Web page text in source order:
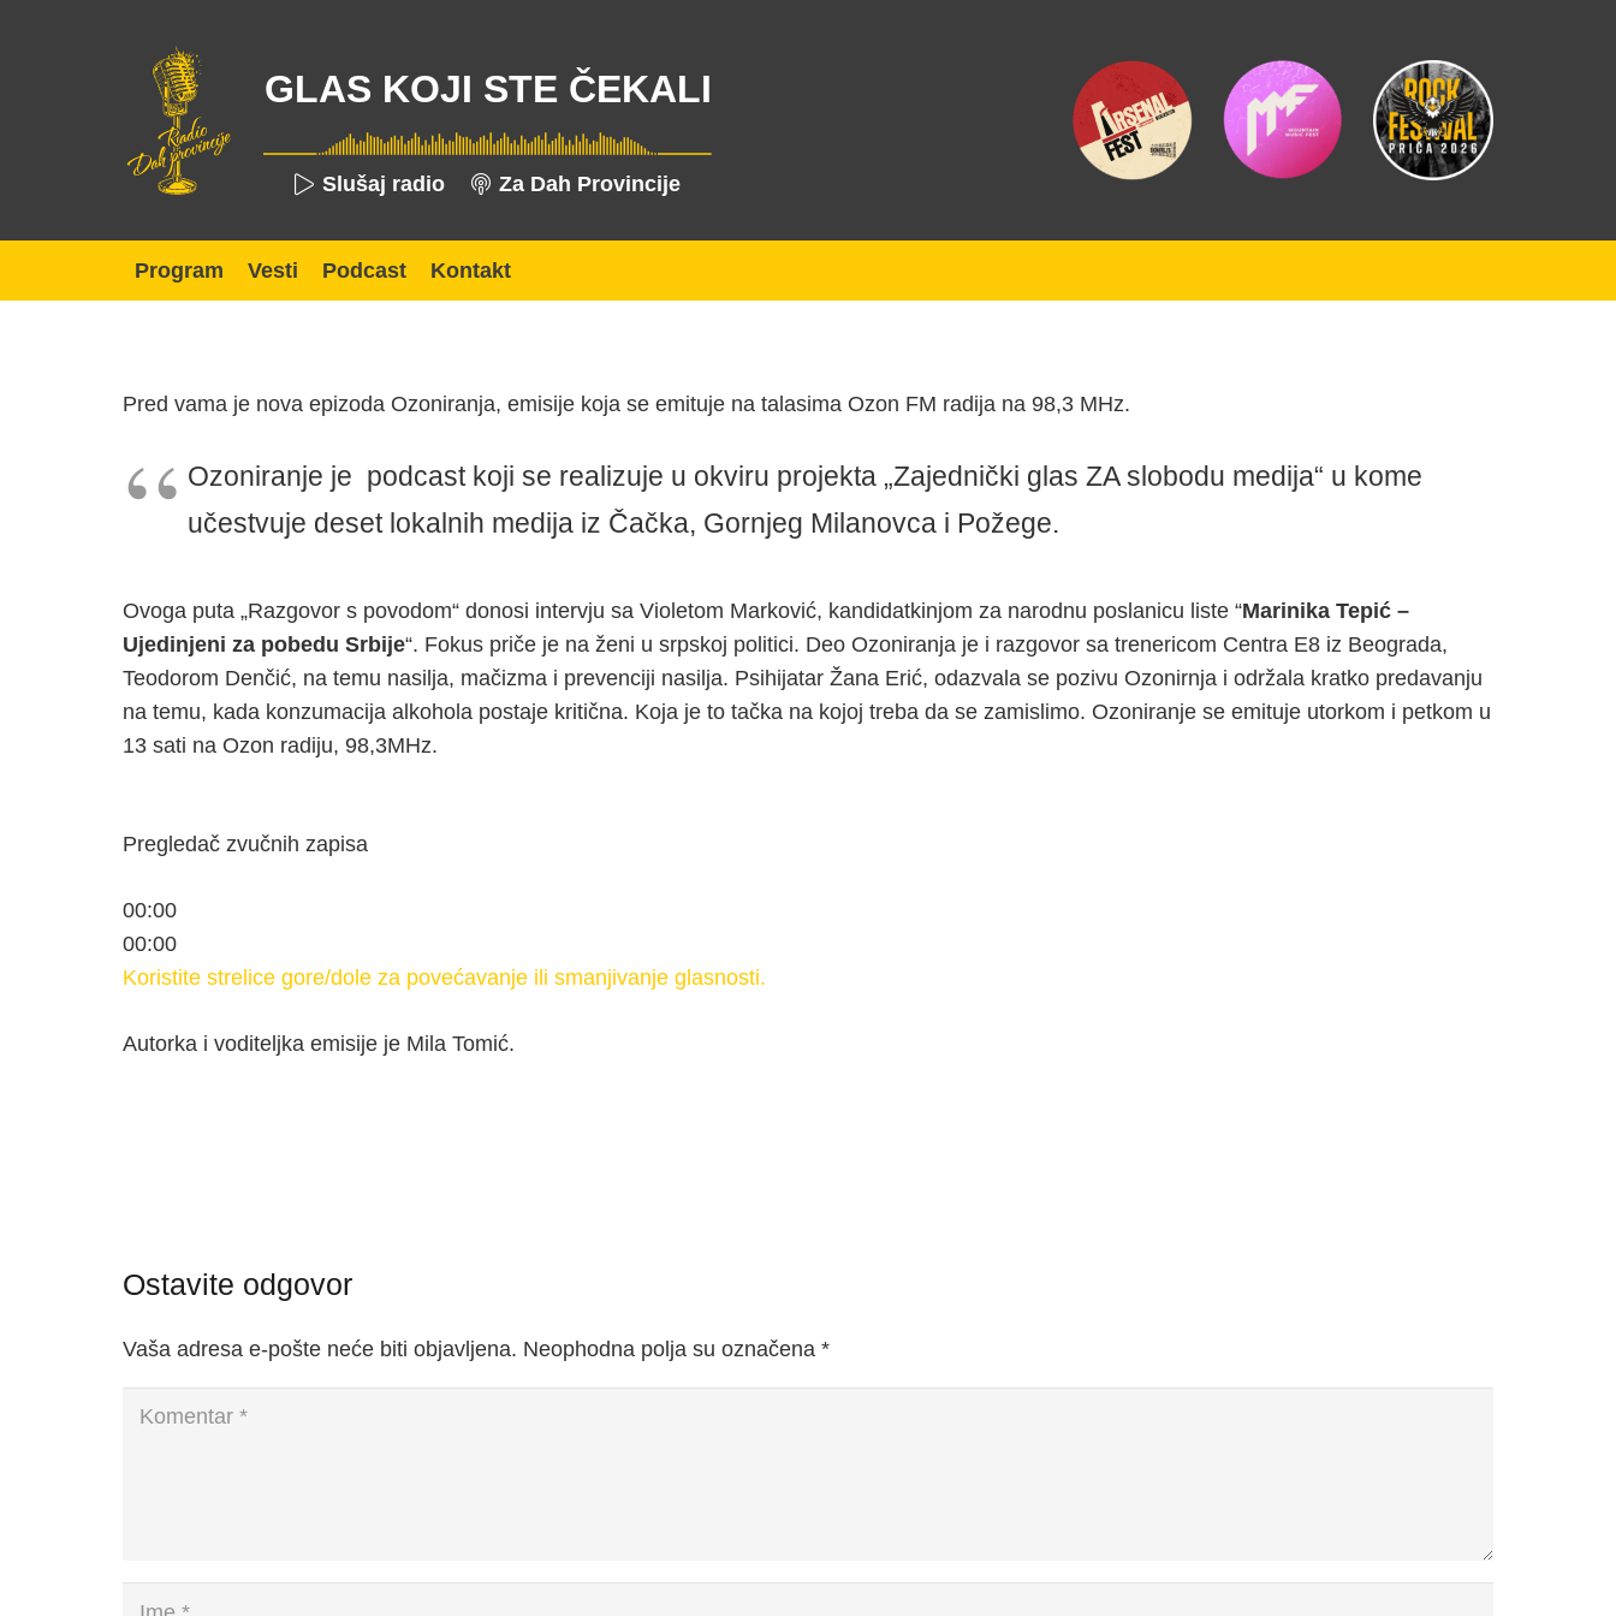
GLAS KOJI STE ČEKALI
Slušaj radio Za Dah Provincije
Program Vesti Podcast Kontakt
Pred vama je nova epizoda Ozoniranja, emisije koja se emituje na talasima Ozon FM radija na 98,3 MHz.
Ozoniranje je podcast koji se realizuje u okviru projekta „Zajednički glas ZA slobodu medija“ u kome
učestvuje deset lokalnih medija iz Čačka, Gornjeg Milanovca i Požege.
Ovoga puta „Razgovor s povodom“ donosi intervju sa Violetom Marković, kandidatkinjom za narodnu poslanicu liste “Marinika Tepić –
Ujedinjeni za pobedu Srbije“. Fokus priče je na ženi u srpskoj politici. Deo Ozoniranja je i razgovor sa trenericom Centra E8 iz Beograda,
Teodorom Denčić, na temu nasilja, mačizma i prevenciji nasilja. Psihijatar Žana Erić, odazvala se pozivu Ozonirnja i održala kratko predavanju
na temu, kada konzumacija alkohola postaje kritična. Koja je to tačka na kojoj treba da se zamislimo. Ozoniranje se emituje utorkom i petkom u
13 sati na Ozon radiju, 98,3MHz.
Pregledač zvučnih zapisa
00:00
00:00
Koristite strelice gore/dole za povećavanje ili smanjivanje glasnosti.
Autorka i voditeljka emisije je Mila Tomić.
Ostavite odgovor
Vaša adresa e-pošte neće biti objavljena. Neophodna polja su označena *